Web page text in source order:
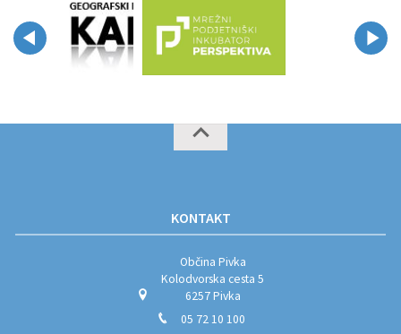
KONTAKT
Občina Pivka
Kolodvorska cesta 5
6257 Pivka
05 72 10 100